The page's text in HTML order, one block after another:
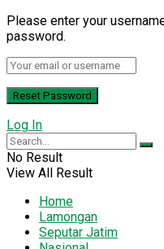
Please enter your
password.
Log In
No Result
View All Result
Home
Lamongan
Seputar Jatim